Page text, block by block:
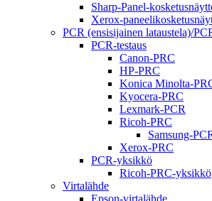
Sharp-Panel-
Xerox-
PCR (ensisijainen lataustela)/
PCR-testaus
Canon-PRC
HP-PRC
Konica Minolta-
Kyocera-PRC
Lexmark-PCR
Ricoh-PRC
Samsung-
Xerox-PRC
PCR-yksikkö
Ricoh-PRC-yksikkö
Virtalähde
Epson-virtalähde